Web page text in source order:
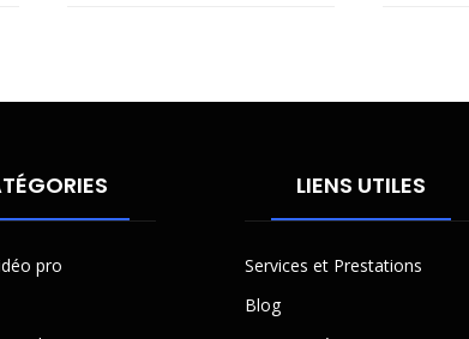
pro
LIENS UTILES
Services et Prestations
Blog